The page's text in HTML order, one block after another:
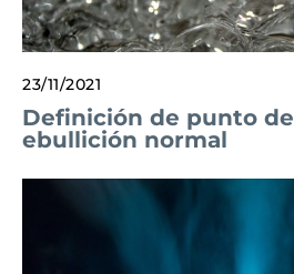
23/11/2021
Definición de punto de
ebullición normal